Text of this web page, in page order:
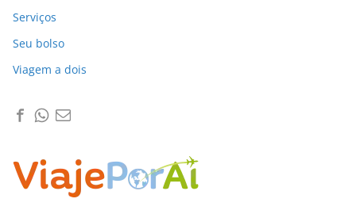
Serviços
Seu bolso
Viagem a dois